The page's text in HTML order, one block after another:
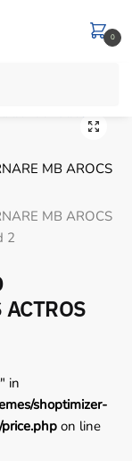
0
MB AROCS ACTROS MP4 MP5
in
shoptimizer-
on line